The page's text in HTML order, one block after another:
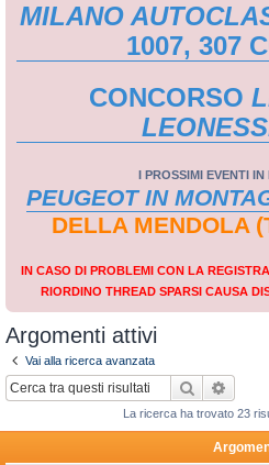
MILANO
1007, 307
CONCORSO
I PROSSIMI EVENTI
PEUGEOT IN
DELLA MENDOLA
IN CASO DI PROBLEMI CON LA
RIORDINO THREAD SPARSI CAUSA
Argomenti attivi
Vai alla ricerca avanzata
Cerca
La ricerca ha trovato 23